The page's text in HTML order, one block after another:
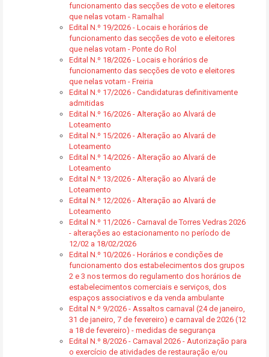
funcionamento das secções de voto e eleitores
que nelas votam - Ramalhal
Edital N.º 19/2026 - Locais e horários de
funcionamento das secções de voto e eleitores
que nelas votam - Ponte do Rol
Edital N.º 18/2026 - Locais e horários de
funcionamento das secções de voto e eleitores
que nelas votam - Freiria
Edital N.º 17/2026 - Candidaturas definitivamente
admitidas
Edital N.º 16/2026 - Alteração ao Alvará de
Loteamento
Edital N.º 15/2026 - Alteração ao Alvará de
Loteamento
Edital N.º 14/2026 - Alteração ao Alvará de
Loteamento
Edital N.º 13/2026 - Alteração ao Alvará de
Loteamento
Edital N.º 12/2026 - Alteração ao Alvará de
Loteamento
Edital N.º 11/2026 - Carnaval de Torres Vedras 2026
- alterações ao estacionamento no período de
12/02 a 18/02/2026
Edital N.º 10/2026 - Horários e condições de
funcionamento dos estabelecimentos dos grupos
2 e 3 nos termos do regulamento dos horários de
estabelecimentos comerciais e serviços, dos
espaços associativos e da venda ambulante
Edital N.º 9/2026 - Assaltos carnaval (24 de janeiro,
31 de janeiro, 7 de fevereiro) e carnaval de 2026 (12
a 18 de fevereiro) - medidas de segurança
Edital N.º 8/2026 - Carnaval 2026 - Autorização para
o exercício de atividades de restauração e/ou